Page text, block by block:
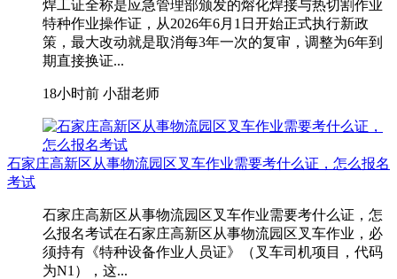
焊工证全称是应急管理部颁发的熔化焊接与热切割作业
特种作业操作证，从2026年6月1日开始正式执行新政
策，最大改动就是取消每3年一次的复审，调整为6年到
期直接换证...
18小时前 小甜老师
石家庄高新区从事物流园区叉车作业需要考什么证，怎么报名
考试
石家庄高新区从事物流园区叉车作业需要考什么证，怎
么报名考试在石家庄高新区从事物流园区叉车作业，‌必
须持有《特种设备作业人员证》（叉车司机项目，代码
为N1）‌，这...